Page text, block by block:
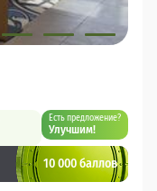
Есть предложение?
Улучшим!
10 000 баллов